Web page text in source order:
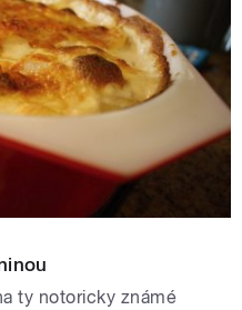
ty notoricky známé